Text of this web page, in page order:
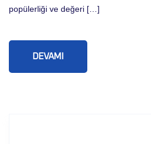
popülerliği ve değeri […]
DEVAMI